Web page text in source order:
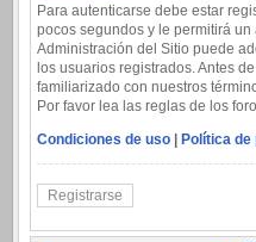
Para autenticarse debe estar
pocos segundos y le permitirá
Administración del Sitio puede
los usuarios registrados. Antes
familiarizado con nuestros
Por favor lea las reglas de los
Condiciones de uso | Política de
Registrarse